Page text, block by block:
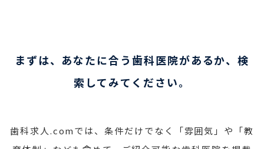
まずは、あなたに合う歯科医院があるか、検
索してみてください。
歯科求人.comでは、条件だけでなく「雰囲気」や「教